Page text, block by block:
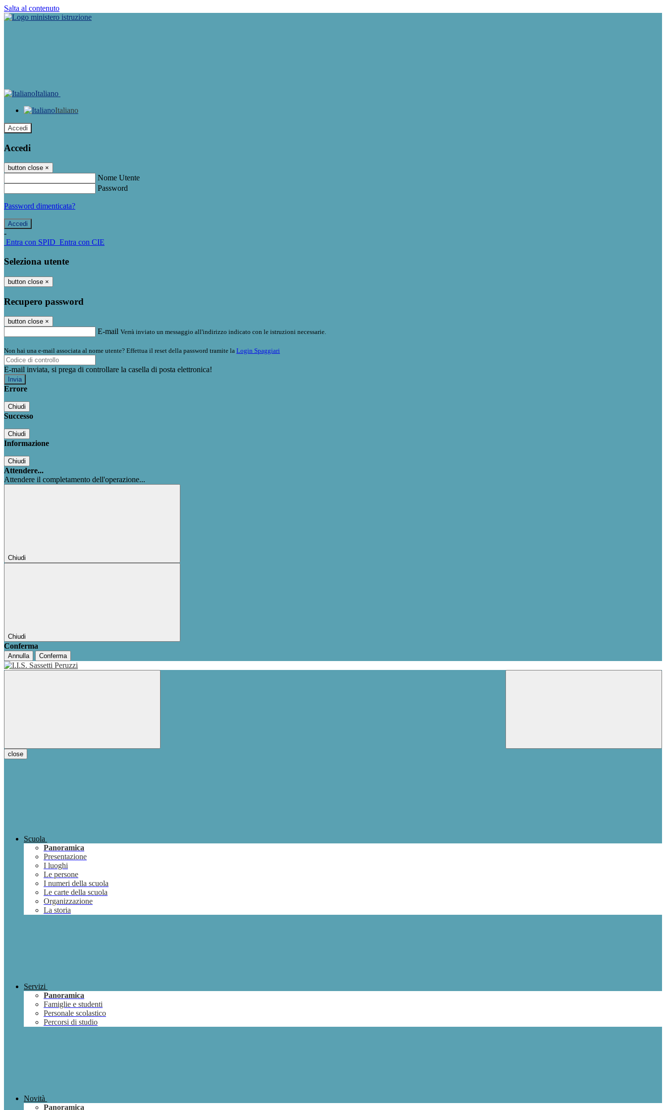
Salta al contenuto
Italiano
Italiano
Accedi
Accedi
button close ×
Nome Utente
Password
Password dimenticata?
-
Entra con SPID Entra con CIE
Seleziona utente
button close ×
Recupero password
button close ×
E-mail Verrà inviato un messaggio all'indirizzo indicato con le istruzioni necessarie.
Non hai una e-mail associata al nome utente? Effettua il reset della password tramite la Login Spaggiari
E-mail inviata, si prega di controllare la casella di posta elettronica!
Errore
Chiudi
Successo
Chiudi
Informazione
Chiudi
Attendere...
Attendere il completamento dell'operazione...
Chiudi
Chiudi
Conferma
Annulla Conferma
close
Scuola
Panoramica
Presentazione
I luoghi
Le persone
I numeri della scuola
Le carte della scuola
Organizzazione
La storia
Servizi
Panoramica
Famiglie e studenti
Personale scolastico
Percorsi di studio
Novità
Panoramica